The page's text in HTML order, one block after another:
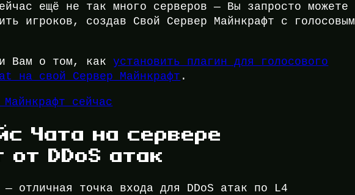
ещё не так много серверов — Вы запросто можете
игроков, создав Свой Сервер Майнкрафт с голосовым
Вам о том, какустановить плагин для голосового
на свой Сервер Майнкрафт .
сейчас
Чата на сервере
DDoS атак
— отличная точка входа для DDoS атак по L4